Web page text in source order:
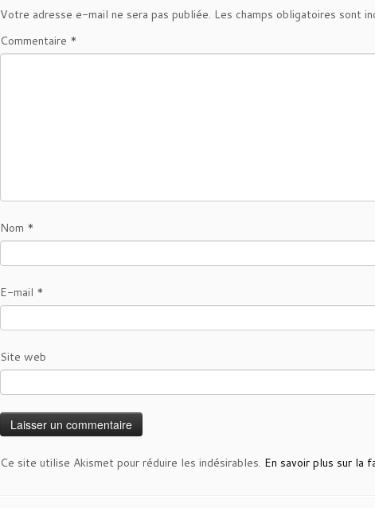
Votre adresse e-mail ne sera pas publiée. Les champs obligatoires sont
Commentaire *
Nom *
E-mail *
Site web
Ce site utilise Akismet pour réduire les indésirables. En savoir plus sur la